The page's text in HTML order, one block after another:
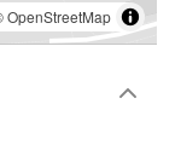
OpenStreetMap